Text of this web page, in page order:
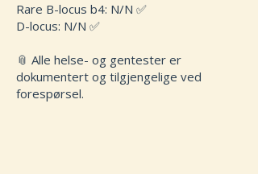
Rare B-locus b4: N/N ✅
D-locus: N/N ✅
📎 Alle helse- og gentester er
dokumentert og tilgjengelige ved
forespørsel.